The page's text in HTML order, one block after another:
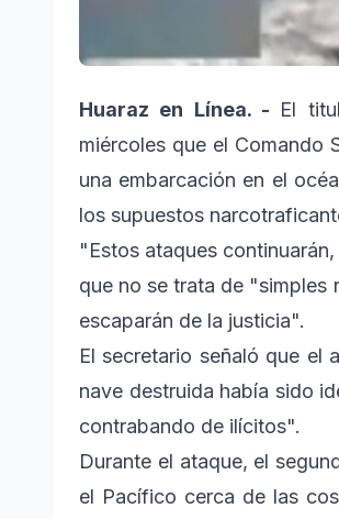
Huaraz en Línea. - El
miércoles que el Comando
una embarcación en el
los supuestos
"Estos ataques
que no se trata de
escaparán de la justicia".
El secretario señaló que el
nave destruida había sido
contrabando de ilícitos".
Durante el ataque, el
el Pacífico cerca de las